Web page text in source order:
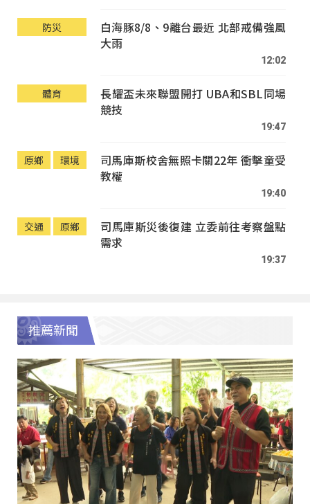
防災
白海豚8/8、9離台最近 北部戒備強風
大雨
12:02
體育
長耀盃未來聯盟開打 UBA和SBL同場
競技
19:47
原鄉 環境
司馬庫斯校舍無照卡關22年 衝擊童受
教權
19:40
交通 原鄉
司馬庫斯災後復建 立委前往考察盤點
需求
19:37
推薦新聞